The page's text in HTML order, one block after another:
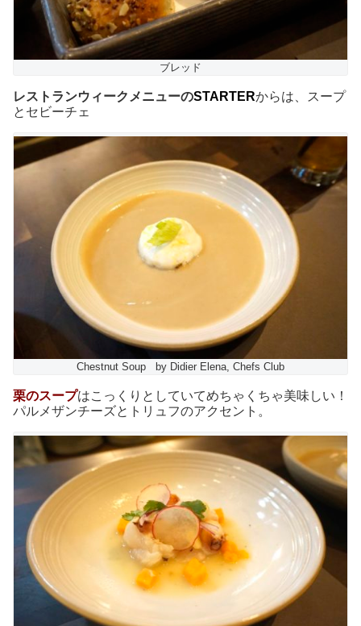
ブレッド
レストランウィークメニューのSTARTERからは、スープ
とセビーチェ
Chestnut Soup by Didier Elena, Chefs Club
栗のスープはこっくりとしていてめちゃくちゃ美味しい！
パルメザンチーズとトリュフのアクセント。